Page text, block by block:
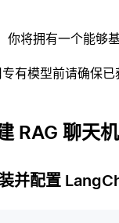
你将拥有一个能够
有模型前请确保已
RAG 聊天
并配置